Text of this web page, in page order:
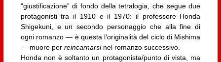
“giustificazione” di fondo della tetralogia, che segue due
protagonisti tra il 1910 e il 1970: il professore Honda
Shigekuni, e un secondo personaggio che alla fine di
ogni romanzo — è questa l’originalità del ciclo di Mishima
— muore per reincarnarsinel romanzo successivo.
Honda non è soltanto un protagonista/punto di vista, ma